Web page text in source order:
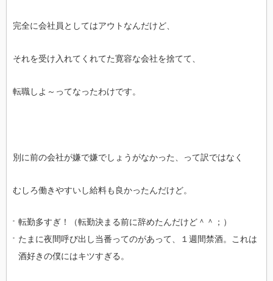
完全に会社員としてはアウトなんだけど、
それを受け入れてくれてた寛容な会社を捨てて、
転職しよ～ってなったわけです。
別に前の会社が嫌で嫌でしょうがなかった、って訳ではなく
むしろ働きやすいし給料も良かったんだけど。
転勤多すぎ！（転勤決まる前に辞めたんだけど＾＾；）
たまに夜間呼び出し当番ってのがあって、１週間禁酒。これは
酒好きの僕にはキツすぎる。